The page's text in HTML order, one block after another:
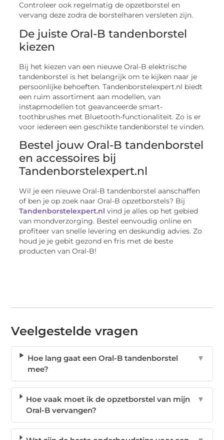
Controleer ook regelmatig de opzetborstel en
vervang deze zodra de borstelharen versleten zijn.
De juiste Oral-B tandenborstel
kiezen
Bij het kiezen van een nieuwe Oral-B elektrische
tandenborstel is het belangrijk om te kijken naar je
persoonlijke behoeften. Tandenborstelexpert.nl biedt
een ruim assortiment aan modellen, van
instapmodellen tot geavanceerde smart-
toothbrushes met Bluetooth-functionaliteit. Zo is er
voor iedereen een geschikte tandenborstel te vinden.
Bestel jouw Oral-B tandenborstel
en accessoires bij
Tandenborstelexpert.nl
Wil je een nieuwe Oral-B tandenborstel aanschaffen
of ben je op zoek naar Oral-B opzetborstels? Bij
Tandenborstelexpert.nl vind je alles op het gebied
van mondverzorging. Bestel eenvoudig online en
profiteer van snelle levering en deskundig advies. Zo
houd je je gebit gezond en fris met de beste
producten van Oral-B!
Veelgestelde vragen
Hoe lang gaat een Oral-B tandenborstel
mee?
▼
Hoe vaak moet ik de opzetborstel van mijn
Oral-B vervangen?
▼